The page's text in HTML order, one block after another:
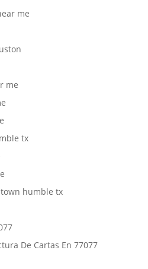
me
me
tx
humble tx
De Cartas En 77077